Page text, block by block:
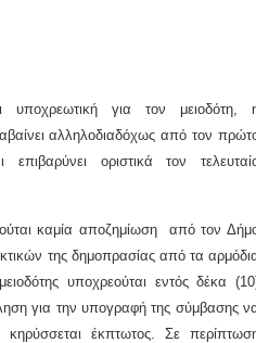
υποχρεωτική για τον μειοδότη,
αλληλοδιαδόχως από τον
οριστικά τον
καμία αποζημίωση από τον
της δημοπρασίας από τα
υποχρεούται εντός δέκα
για την υπογραφή της σύμβασης
κηρύσσεται έκπτωτος. Σε